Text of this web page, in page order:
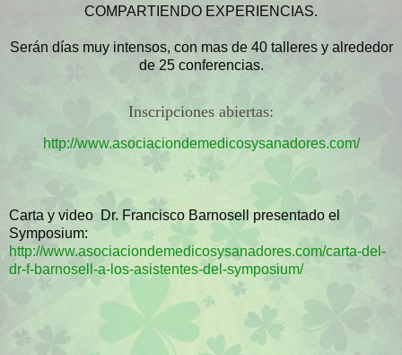
COMPARTIENDO EXPERIENCIAS.
Serán días muy intensos, con mas de 40 talleres y alrededor
de 25 conferencias.
Inscripciones abiertas:
http://www.asociaciondemedicosysanadores.com/
Carta y video Dr. Francisco Barnosell presentado el
Symposium:
http://www.asociaciondemedicosysanadores.com/carta-del-
dr-f-barnosell-a-los-asistentes-del-symposium/